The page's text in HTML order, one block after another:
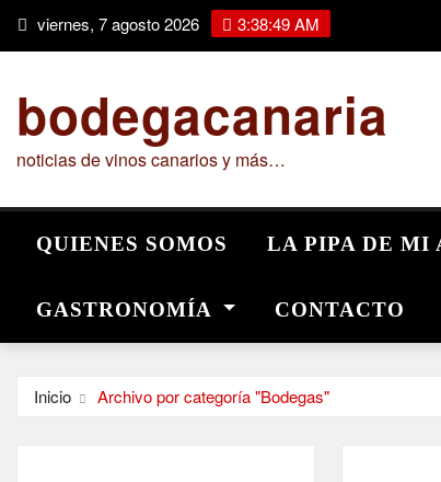
Saltar viernes, 7 agosto 2026 3:38:51 AM
bodegacanaria
noticias de vinos canarios y más…
QUIENES SOMOS LA PIPA DE MI
GASTRONOMÍA CONTACTO
Inicio Archivo por categoría "Bodegas"